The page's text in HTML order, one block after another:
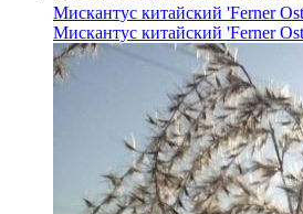
Мискантус китайский 'Ferner
Мискантус китайский 'Ferner